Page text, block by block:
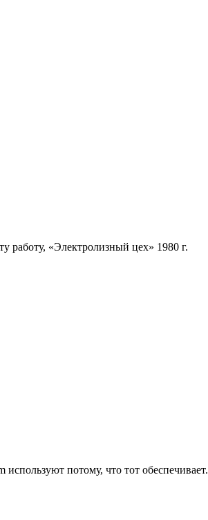
работу, «Электролизный цех» 1980 г.
потому, что тот обеспечивает.